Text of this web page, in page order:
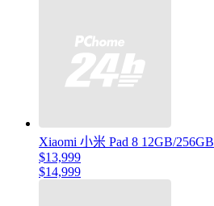
Xiaomi 小米 Pad 8 12GB/256GB
$13,999
$14,999